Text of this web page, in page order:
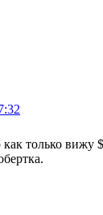
только вижу